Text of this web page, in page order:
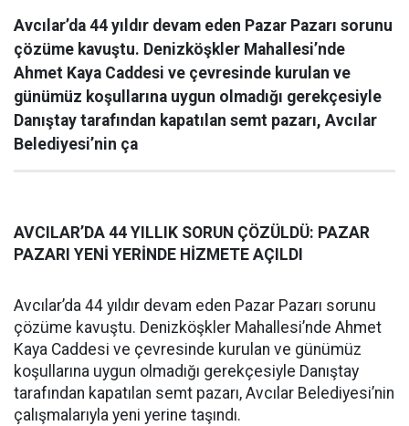
Avcılar’da 44 yıldır devam eden Pazar Pazarı sorunu
çözüme kavuştu. Denizköşkler Mahallesi’nde
Ahmet Kaya Caddesi ve çevresinde kurulan ve
günümüz koşullarına uygun olmadığı gerekçesiyle
Danıştay tarafından kapatılan semt pazarı, Avcılar
Belediyesi’nin ça
AVCILAR’DA 44 YILLIK SORUN ÇÖZÜLDÜ: PAZAR
PAZARI YENİ YERİNDE HİZMETE AÇILDI
Avcılar’da 44 yıldır devam eden Pazar Pazarı sorunu
çözüme kavuştu. Denizköşkler Mahallesi’nde Ahmet
Kaya Caddesi ve çevresinde kurulan ve günümüz
koşullarına uygun olmadığı gerekçesiyle Danıştay
tarafından kapatılan semt pazarı, Avcılar Belediyesi’nin
çalışmalarıyla yeni yerine taşındı.